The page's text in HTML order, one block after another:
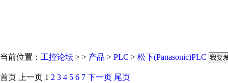
当前位置： 工控论坛 > > 产品 > PLC > 松下(Panasonic)PLC 我要
首页 上一页 1 2 3 4 5 6 7 下一页 尾页